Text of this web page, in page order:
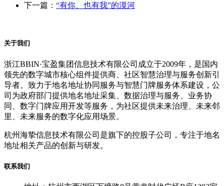
下一篇： “有你、也有我”的漠河
关于我们
浙江BBIN·宝盈集团信息技术有限公司成立于2009年，是国内
领先的数字城市核心组件提供商、社区智慧治理与服务创新引
导者。致力于地名地址协同服务与智慧门牌服务体系建设，公
司为政府部门提供地名地址采集、数据治理与服务、业务协
同、数字门牌应用开发等服务，为社区提供未来治理、未来邻
里、未来服务的数字化应用场景。
杭州海挚信息技术有限公司是旗下的控股子公司，专注于地名
地址相关产品的创新与研发。
联系我们